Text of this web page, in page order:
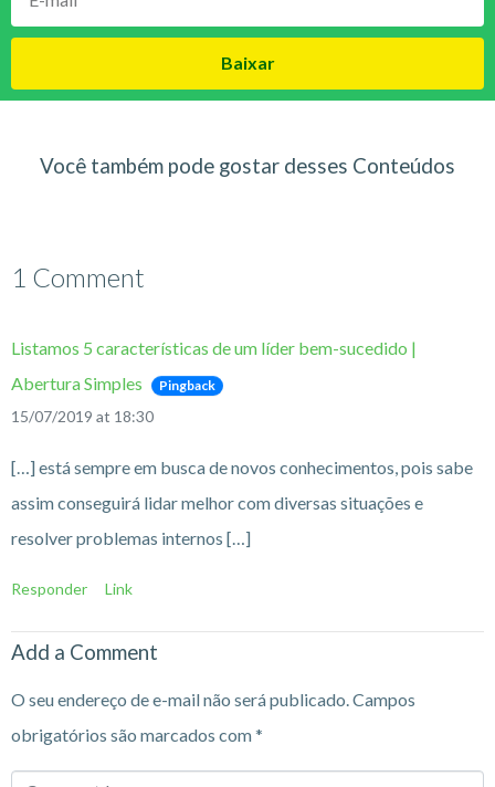
Baixar
Você também pode gostar desses Conteúdos
1 Comment
Listamos 5 características de um líder bem-sucedido |
Abertura Simples
Pingback
15/07/2019 at 18:30
[…] está sempre em busca de novos conhecimentos, pois sabe
assim conseguirá lidar melhor com diversas situações e
resolver problemas internos […]
Responder Link
Add a Comment
O seu endereço de e-mail não será publicado. Campos
obrigatórios são marcados com*